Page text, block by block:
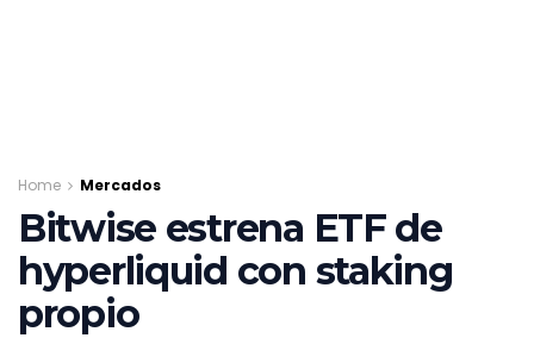
Home Mercados
Bitwise estrena ETF de
hyperliquid con staking
propio